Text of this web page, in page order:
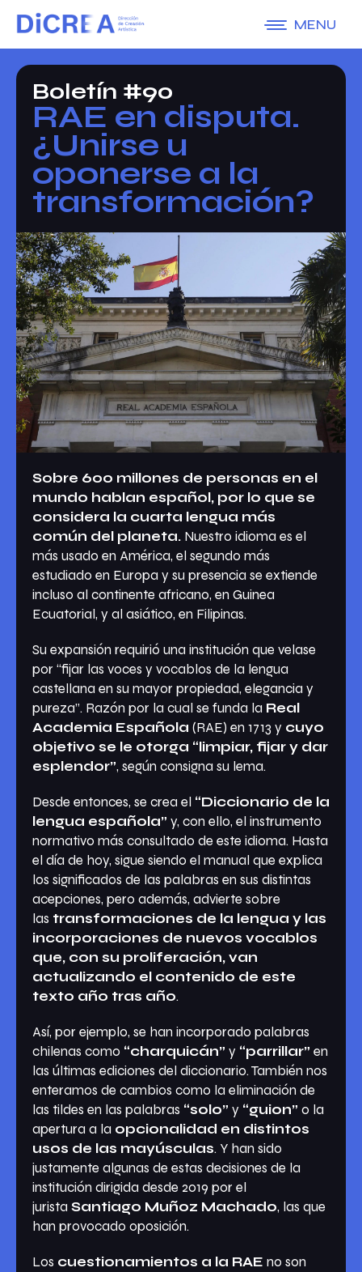
MENU
Boletín #90
RAE en disputa.
¿Unirse u
oponerse a la
transformación?
Sobre 600 millones de personas en el
mundo hablan español, por lo que se
considera la cuarta lengua más
común del planeta. Nuestro idioma es el
más usado en América, el segundo más
estudiado en Europa y su presencia se extiende
incluso al continente africano, en Guinea
Ecuatorial, y al asiático, en Filipinas.
Su expansión requirió una institución que velase
por “fijar las voces y vocablos de la lengua
castellana en su mayor propiedad, elegancia y
pureza”. Razón por la cual se funda la Real
Academia Española (RAE) en 1713 y cuyo
objetivo se le otorga “limpiar, fijar y dar
esplendor”, según consigna su lema.
Desde entonces, se crea el “Diccionario de la
lengua española” y, con ello, el instrumento
normativo más consultado de este idioma. Hasta
el día de hoy, sigue siendo el manual que explica
los significados de las palabras en sus distintas
acepciones, pero además, advierte sobre
las transformaciones de la lengua y las
incorporaciones de nuevos vocablos
que, con su proliferación, van
actualizando el contenido de este
texto año tras año.
Así, por ejemplo, se han incorporado palabras
chilenas como “charquicán” y “parrillar” en
las últimas ediciones del diccionario. También nos
enteramos de cambios como la eliminación de
las tildes en las palabras “solo” y “guion” o la
apertura a la opcionalidad en distintos
usos de las mayúsculas. Y han sido
justamente algunas de estas decisiones de la
institución dirigida desde 2019 por el
jurista Santiago Muñoz Machado, las que
han provocado oposición.
Los cuestionamientos a la RAE no son